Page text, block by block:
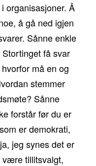
organisasjoner. Å
å gå ned igjen
Sånne enkle
få svar
må en og
stemmer
Sånne
forstår før du er
er demokrati,
jeg synes det er
være tillitsvalgt,